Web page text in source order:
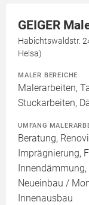
GEIGER
Habichtswaldstr.
Helsa)
MALER BEREICHE
Malerarbeiten,
Stuckarbeiten,
UMFANG
Beratung,
Imprägnierung,
Neueinbau /
Innenausbau